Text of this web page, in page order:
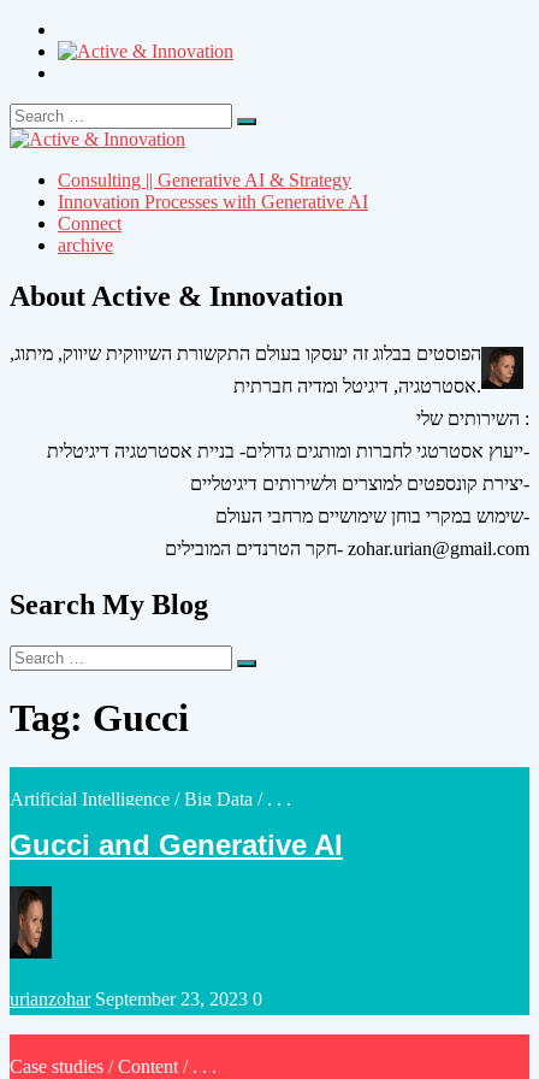
Search
for:
Search
Consulting || Generative AI & Strategy
Innovation Processes with Generative AI
Connect
archive
About Active & Innovation
הפוסטים בבלוג זה יעסקו בעולם התקשורת השיווקית שיווק, מיתוג,
אסטרטגיה, דיגיטל ומדיה חברתית.
השירותים שלי :
ייעוץ אסטרטגי לחברות ומותגים גדולים- בניית אסטרטגיה דיגיטלית-
יצירת קונספטים למוצרים ולשירותים דיגיטליים-
שימוש במקרי בוחן שימושיים מרחבי העולם-
חקר הטרנדים המובילים- zohar.urian@gmail.com
Search My Blog
Search
for:
Search
Tag: Gucci
Posted
Artificial Intelligence /Big Data / . . .
Gucci and Generative AI
Posted
by
urianzohar September 23, 2023 0
Posted
Case studies /Content / . . .